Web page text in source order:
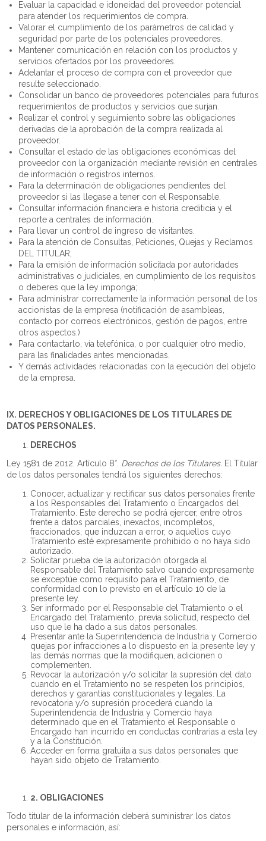
Evaluar la capacidad e idoneidad del proveedor potencial
para atender los requerimientos de compra.
Valorar el cumplimiento de los parámetros de calidad y
seguridad por parte de los potenciales proveedores.
Mantener comunicación en relación con los productos y
servicios ofertados por los proveedores.
Adelantar el proceso de compra con el proveedor que
resulte seleccionado.
Consolidar un banco de proveedores potenciales para futuros
requerimientos de productos y servicios que surjan.
Realizar el control y seguimiento sobre las obligaciones
derivadas de la aprobación de la compra realizada al
proveedor.
Consultar el estado de las obligaciones económicas del
proveedor con la organización mediante revisión en centrales
de información o registros internos.
Para la determinación de obligaciones pendientes del
proveedor si las llegase a tener con el Responsable.
Consultar información financiera e historia crediticia y el
reporte a centrales de información.
Para llevar un control de ingreso de visitantes.
Para la atención de Consultas, Peticiones, Quejas y Reclamos
DEL TITULAR;
Para la emisión de información solicitada por autoridades
administrativas o judiciales, en cumplimiento de los requisitos
o deberes que la ley imponga;
Para administrar correctamente la información personal de los
accionistas de la empresa (notificación de asambleas,
contacto por correos electrónicos, gestión de pagos, entre
otros aspectos.)
Para contactarlo, vía telefónica, o por cualquier otro medio,
para las finalidades antes mencionadas.
Y demás actividades relacionadas con la ejecución del objeto
de la empresa.
IX. DERECHOS Y OBLIGACIONES DE LOS TITULARES DE
DATOS PERSONALES.
DERECHOS
Ley 1581 de 2012. Artículo 8°. Derechos de los Titulares. El Titular
de los datos personales tendrá los siguientes derechos:
Conocer, actualizar y rectificar sus datos personales frente
a los Responsables del Tratamiento o Encargados del
Tratamiento. Este derecho se podrá ejercer, entre otros
frente a datos parciales, inexactos, incompletos,
fraccionados, que induzcan a error, o aquellos cuyo
Tratamiento esté expresamente prohibido o no haya sido
autorizado.
Solicitar prueba de la autorización otorgada al
Responsable del Tratamiento salvo cuando expresamente
se exceptúe como requisito para el Tratamiento, de
conformidad con lo previsto en el artículo 10 de la
presente ley.
Ser informado por el Responsable del Tratamiento o el
Encargado del Tratamiento, previa solicitud, respecto del
uso que le ha dado a sus datos personales.
Presentar ante la Superintendencia de Industria y Comercio
quejas por infracciones a lo dispuesto en la presente ley y
las demás normas que la modifiquen, adicionen o
complementen.
Revocar la autorización y/o solicitar la supresión del dato
cuando en el Tratamiento no se respeten los principios,
derechos y garantías constitucionales y legales. La
revocatoria y/o supresión procederá cuando la
Superintendencia de Industria y Comercio haya
determinado que en el Tratamiento el Responsable o
Encargado han incurrido en conductas contrarias a esta ley
y a la Constitución.
Acceder en forma gratuita a sus datos personales que
hayan sido objeto de Tratamiento.
2. OBLIGACIONES
Todo titular de la información deberá suministrar los datos
personales e información, así: